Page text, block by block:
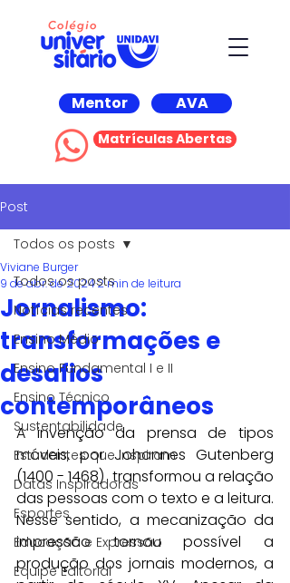
Mentor AVA
Matrículas Abertas
Post
Todos os posts
Notícias recentes
Ensino Médio
Ensino Fundamental I e II
Ensino Técnico
Sustentabilidade
Estudantes que inspiram
Datas Inspiradoras
Esportes
Educação e Expressão
Equipe Editorial
Todos os posts
Jornalismo:
transformações e
desafios
contemporâneos
Viviane Burger
9 de abr. de 20242 min de leitura
A invenção da prensa de tipos
móveis, por Johannes Gutenberg
(1400 - 1468)  transformou a relação
das pessoas com o texto e a leitura.
Nesse sentido, a mecanização da
impressão tornou possível a
produção dos jornais modernos, a